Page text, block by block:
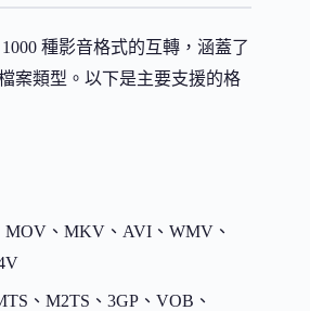
種影音格式的互轉，涵蓋了
案類型。以下是主要支援的格
MOV、MKV、AVI、WMV、
、M2TS、3GP、VOB、